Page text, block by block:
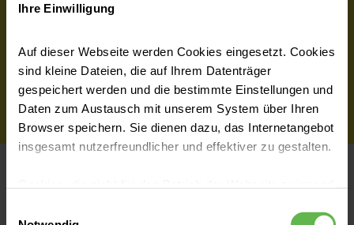
Ihre Einwilligung
Auf dieser Webseite werden Cookies eingesetzt. Cookies
sind kleine Dateien, die auf Ihrem Datenträger
gespeichert werden und die bestimmte Einstellungen und
Daten zum Austausch mit unserem System über Ihren
Browser speichern. Sie dienen dazu, das Internetangebot
insgesamt nutzerfreundlicher und effektiver zu gestalten.
eingesetzt werden.
Jetzt Teil des Teams werden